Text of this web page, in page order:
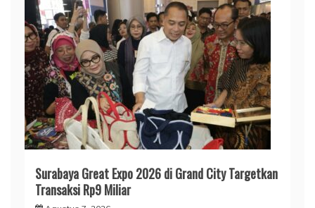
Surabaya Great Expo 2026 di Grand City Targetkan
Transaksi Rp9 Miliar